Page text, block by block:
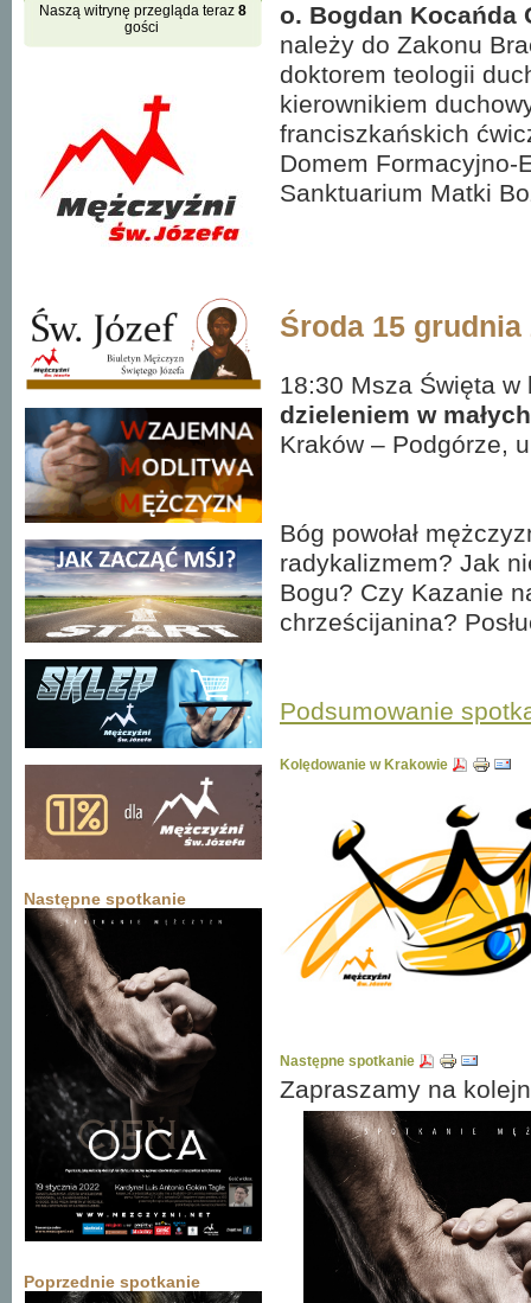
Naszą witrynę przegląda teraz 8
gości
Następne spotkanie
Poprzednie spotkanie
o. Bogdan Kocańda
należy do Zakonu
doktorem teologii
kierownikiem
franciszkańskich
Domem Formacyjno-
Sanktuarium Matki
Środa 15 grudnia
18:30 Msza Święta
dzieleniem w
Kraków – Podgórze,
Bóg powołał
radykalizmem? Jak
Bogu? Czy Kazanie
chrześcijanina?
Podsumowanie
Kolędowanie w Krakowie
Następne spotkanie
Zapraszamy na